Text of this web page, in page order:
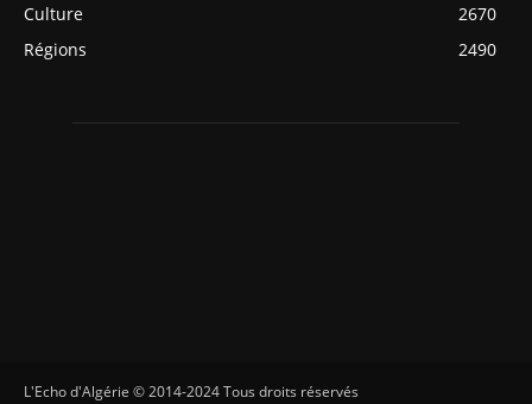
Culture
2670
Régions
2490
L'Echo d'Algérie © 2014-2024 Tous droits réservés